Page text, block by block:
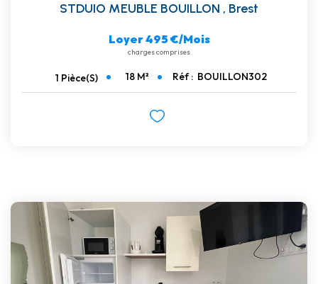
STDUIO MEUBLE BOUILLON , Brest
Loyer 495 €/mois
charges comprises
1 Pièce(s) 18 M² Réf : BOUILLON302